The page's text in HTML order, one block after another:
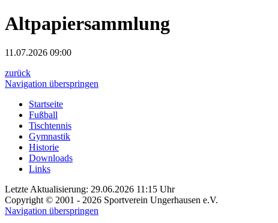
Altpapiersammlung
11.07.2026 09:00
zurück
Navigation überspringen
Startseite
Fußball
Tischtennis
Gymnastik
Historie
Downloads
Links
Letzte Aktualisierung: 29.06.2026 11:15 Uhr
Copyright © 2001 - 2026 Sportverein Ungerhausen e.V.
Navigation überspringen